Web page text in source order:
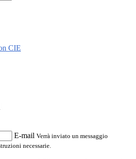
CIE
E-mail Verrà inviato un messaggio
necessarie.